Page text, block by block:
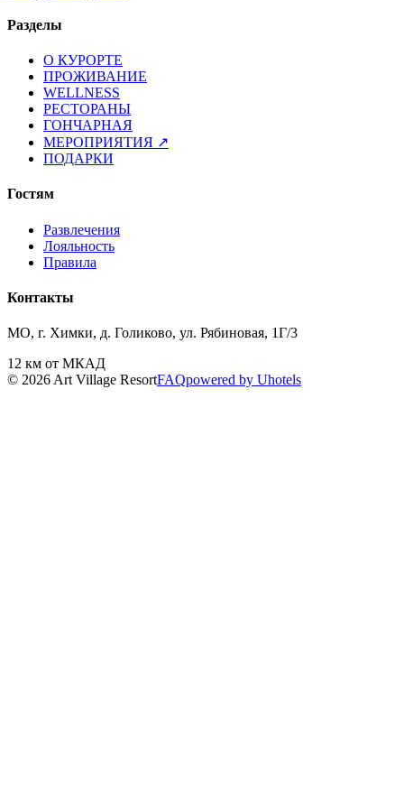
Разделы
О КУРОРТЕ
ПРОЖИВАНИЕ
WELLNESS
РЕСТОРАНЫ
ГОНЧАРНАЯ
МЕРОПРИЯТИЯ ↗
ПОДАРКИ
Гостям
Развлечения
Лояльность
Правила
Контакты
МО, г. Химки, д. Голиково, ул. Рябиновая, 1Г/3
12 км от МКАД
© 2026 Art Village ResortFAQpowered by Uhotels